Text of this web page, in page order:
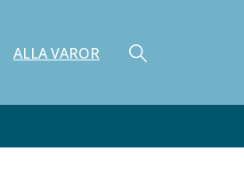
ALLA VAROR